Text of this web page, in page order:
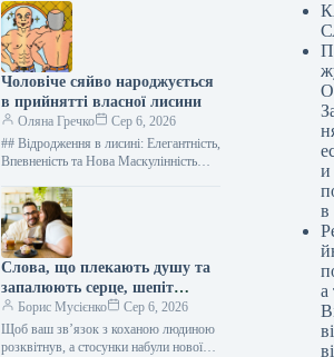
Чоловіче сяйво народжується
в прийнятті власної лисини
Оляна Гречко
Сер 6, 2026
## Відродження в лисині: Елегантність,
Впевненість та Нова Маскулінність
надихає чоловіків, що стикаються з
втратою волосся,…
Слова, що плекають душу та
запалюють серце, шепіт
ніжності, що несе тепло.
Борис Мусієнко
Сер 6, 2026
Щоб ваш зв’язок з коханою людиною
розквітнув, а стосунки набули нової
и
в
а